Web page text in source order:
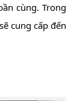
cùng. Trong
sẽ cung cấp đến